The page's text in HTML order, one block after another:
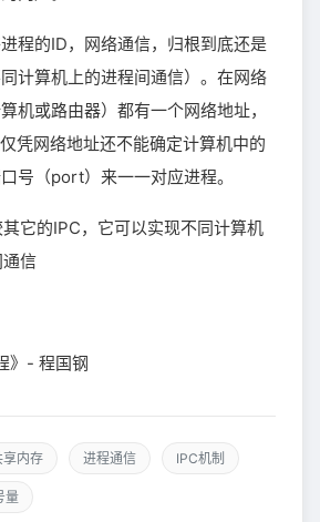
程的ID，网络通信，归根到底还是
计算机上的进程间通信）。在网络
机或路由器）都有一个网络地址，
凭网络地址还不能确定计算机中的
号（port）来一一对应进程。
它的IPC，它可以实现不同计算机
信
》- 程国钢
享内存 进程通信 IPC机制
量